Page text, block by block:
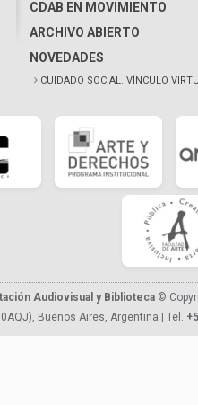
CDAB EN MOVIMIENTO
ARCHIVO ABIERTO
NOVEDADES
CUIDADO SOCIAL. VÍNCULO
Audiovisual y Biblioteca ©
Buenos Aires, Argentina | Tel.